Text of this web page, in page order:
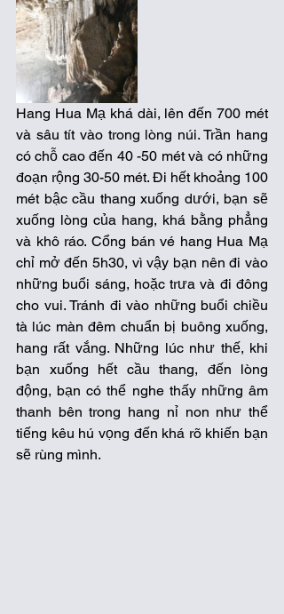
Hang Hua Mạ khá dài, lên đến 700 mét
và sâu tít vào trong lòng núi. Trần hang
có chỗ cao đến 40 -50 mét và có những
đoạn rộng 30-50 mét. Đi hết khoảng 100
mét bậc cầu thang xuống dưới, bạn sẽ
xuống lòng của hang, khá bằng phẳng
và khô ráo. Cổng bán vé hang Hua Mạ
chỉ mở đến 5h30, vì vậy bạn nên đi vào
những buổi sáng, hoặc trưa và đi đông
cho vui. Tránh đi vào những buổi chiều
tà lúc màn đêm chuẩn bị buông xuống,
hang rất vắng. Những lúc như thế, khi
bạn xuống hết cầu thang, đến lòng
động, bạn có thể nghe thấy những âm
thanh bên trong hang nỉ non như thể
tiếng kêu hú vọng đến khá rõ khiến bạn
sẽ rùng mình.